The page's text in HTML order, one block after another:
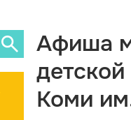
Афиша
Коми